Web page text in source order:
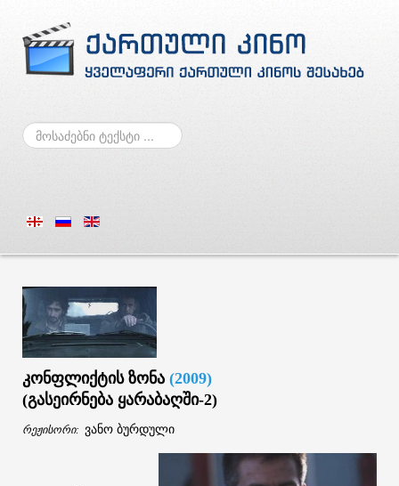
ძებნა
კონფლიქტის ზონა (2009)
(გასეირნება ყარაბაღში-2)
რეჟისორი: ვანო ბურდული